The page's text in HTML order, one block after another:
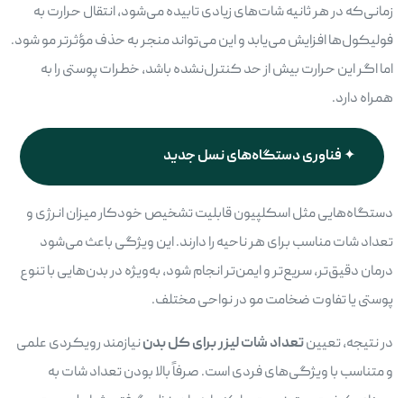
زمانی‌که در هر ثانیه شات‌های زیادی تابیده می‌شود، انتقال حرارت به
فولیکول‌ها افزایش می‌یابد و این می‌تواند منجر به حذف مؤثرتر مو شود.
اما اگر این حرارت بیش از حد کنترل‌نشده باشد، خطرات پوستی را به
همراه دارد.
فناوری دستگاه‌های نسل جدید
دستگاه‌هایی مثل اسکلپیون قابلیت تشخیص خودکار میزان انرژی و
تعداد شات مناسب برای هر ناحیه را دارند. این ویژگی باعث می‌شود
درمان دقیق‌تر، سریع‌تر و ایمن‌تر انجام شود، به‌ویژه در بدن‌هایی با تنوع
پوستی یا تفاوت ضخامت مو در نواحی مختلف.
در نتیجه، تعیینتعداد شات لیزر برای کل بدننیازمند رویکردی علمی
و متناسب با ویژگی‌های فردی است. صرفاً بالا بودن تعداد شات به